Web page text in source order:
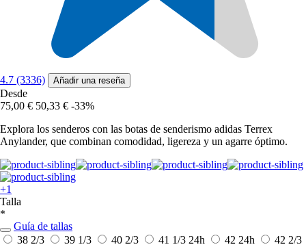
4.7 (3336) Añadir una reseña
Desde
75,00 € 50,33 € -33%
Explora los senderos con las botas de senderismo adidas Terrex
Anylander, que combinan comodidad, ligereza y un agarre óptimo.
+1
Talla
*
Guía de tallas
38 2/3
39 1/3 40 2/3 41 1/3 24h 42 24h
42 2/3